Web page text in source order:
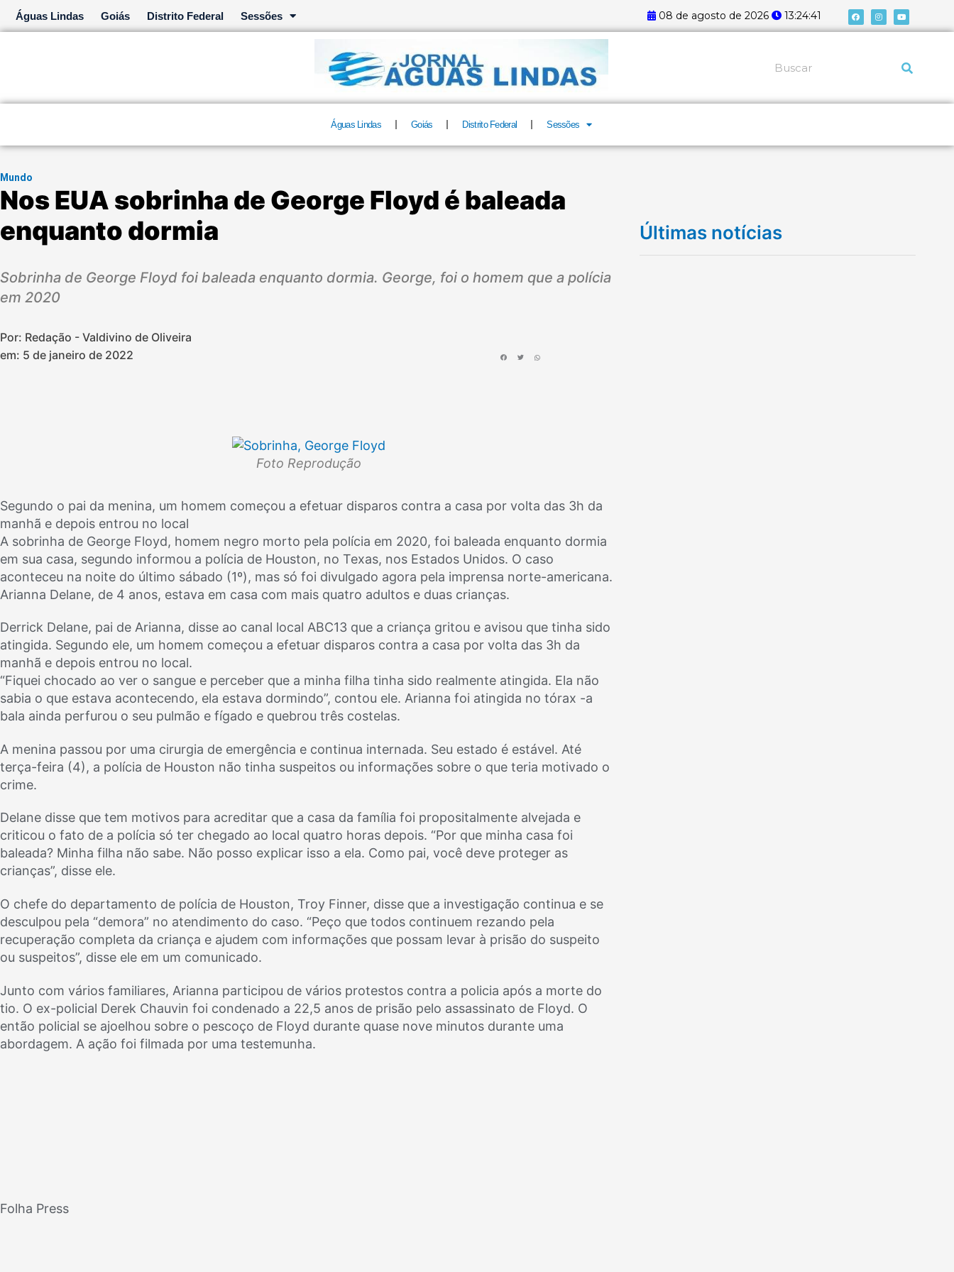
para
Águas Lindas Goiás Distrito Federal Sessões 08 de agosto de 2026 13:24:41 F
a
c
e
I
n
s
t
Y
o
u
t
Pesquisar
Águas Lindas Goiás Distrito Federal Sessões
Mundo
Nos EUA sobrinha de George Floyd é baleada
enquanto dormia
Sobrinha de George Floyd foi baleada enquanto dormia. George, foi o homem que a polícia
em 2020
Por: Redação - Valdivino de Oliveira
em: 5 de janeiro de 2022
Foto Reprodução
Segundo o pai da menina, um homem começou a efetuar disparos contra a casa por volta das 3h da
manhã e depois entrou no local
A sobrinha de George Floyd, homem negro morto pela polícia em 2020, foi baleada enquanto dormia
em sua casa, segundo informou a polícia de Houston, no Texas, nos Estados Unidos. O caso
aconteceu na noite do último sábado (1º), mas só foi divulgado agora pela imprensa norte-americana.
Arianna Delane, de 4 anos, estava em casa com mais quatro adultos e duas crianças.
Derrick Delane, pai de Arianna, disse ao canal local ABC13 que a criança gritou e avisou que tinha sido
atingida. Segundo ele, um homem começou a efetuar disparos contra a casa por volta das 3h da
manhã e depois entrou no local.
“Fiquei chocado ao ver o sangue e perceber que a minha filha tinha sido realmente atingida. Ela não
sabia o que estava acontecendo, ela estava dormindo”, contou ele. Arianna foi atingida no tórax -a
bala ainda perfurou o seu pulmão e fígado e quebrou três costelas.
A menina passou por uma cirurgia de emergência e continua internada. Seu estado é estável. Até
terça-feira (4), a polícia de Houston não tinha suspeitos ou informações sobre o que teria motivado o
crime.
Delane disse que tem motivos para acreditar que a casa da família foi propositalmente alvejada e
criticou o fato de a polícia só ter chegado ao local quatro horas depois. “Por que minha casa foi
baleada? Minha filha não sabe. Não posso explicar isso a ela. Como pai, você deve proteger as
crianças”, disse ele.
O chefe do departamento de polícia de Houston, Troy Finner, disse que a investigação continua e se
desculpou pela “demora” no atendimento do caso. “Peço que todos continuem rezando pela
recuperação completa da criança e ajudem com informações que possam levar à prisão do suspeito
ou suspeitos”, disse ele em um comunicado.
Junto com vários familiares, Arianna participou de vários protestos contra a policia após a morte do
tio. O ex-policial Derek Chauvin foi condenado a 22,5 anos de prisão pelo assassinato de Floyd. O
então policial se ajoelhou sobre o pescoço de Floyd durante quase nove minutos durante uma
abordagem. A ação foi filmada por uma testemunha.
Folha Press
Últimas notícias